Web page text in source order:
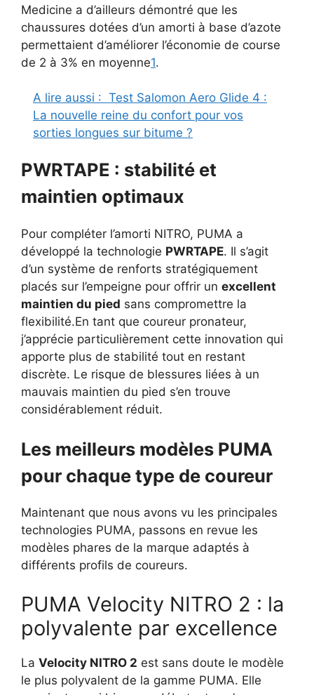
Medicine a d’ailleurs démontré que les
chaussures dotées d’un amorti à base d’azote
permettaient d’améliorer l’économie de course
de 2 à 3% en moyenne1.
A lire aussi : Test Salomon Aero Glide 4 :
La nouvelle reine du confort pour vos
sorties longues sur bitume ?
PWRTAPE : stabilité et
maintien optimaux
Pour compléter l’amorti NITRO, PUMA a
développé la technologie PWRTAPE. Il s’agit
d’un système de renforts stratégiquement
placés sur l’empeigne pour offrir un excellent
maintien du pied sans compromettre la
flexibilité.En tant que coureur pronateur,
j’apprécie particulièrement cette innovation qui
apporte plus de stabilité tout en restant
discrète. Le risque de blessures liées à un
mauvais maintien du pied s’en trouve
considérablement réduit.
Les meilleurs modèles PUMA
pour chaque type de coureur
Maintenant que nous avons vu les principales
technologies PUMA, passons en revue les
modèles phares de la marque adaptés à
différents profils de coureurs.
PUMA Velocity NITRO 2 : la
polyvalente par excellence
La Velocity NITRO 2 est sans doute le modèle
le plus polyvalent de la gamme PUMA. Elle